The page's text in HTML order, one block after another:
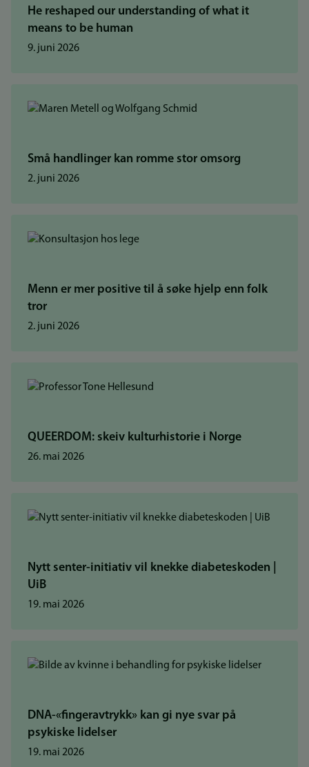
He reshaped our understanding of what it
means to be human
9. juni 2026
Små handlinger kan romme stor omsorg
2. juni 2026
Menn er mer positive til å søke hjelp enn folk
tror
2. juni 2026
QUEERDOM: skeiv kulturhistorie i Norge
26. mai 2026
Nytt senter-initiativ vil knekke diabeteskoden |
UiB
19. mai 2026
DNA-«fingeravtrykk» kan gi nye svar på
psykiske lidelser
19. mai 2026